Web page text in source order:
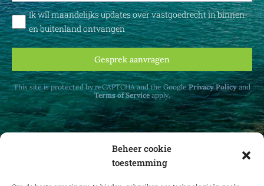
Beheer cookie
toestemming
Ik wil maandelijks updates over vastgoedrecht in binnen-
en buitenland ontvangen
Gesprek aanvragen
This site is protected by reCAPTCHA and the GooglePrivacy Policy and
Terms of Serviceapply.
Ontvang maandelijks updates over